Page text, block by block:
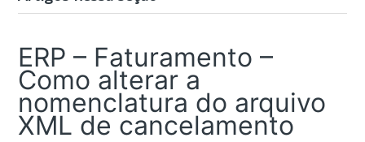
ERP – Faturamento –
Como alterar a
nomenclatura do arquivo
XML de cancelamento